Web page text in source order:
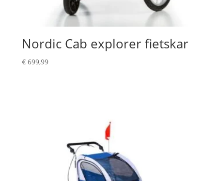
Nordic Cab explorer fietskar
€699,99